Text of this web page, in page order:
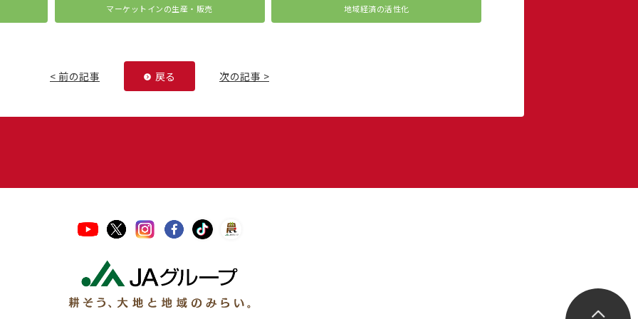
マーケットインの生産・販売 地域経済の活性化
< 前の記事 次の記事 >
戻る